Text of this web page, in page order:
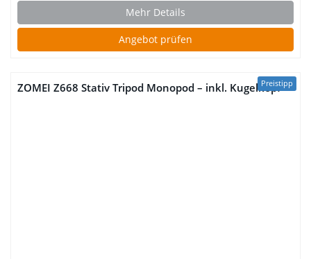
Mehr Details
Angebot prüfen
Preistipp
ZOMEI Z668 Stativ Tripod Monopod – inkl. Kugelkopf